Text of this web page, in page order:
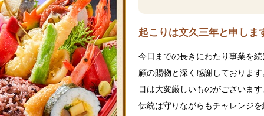
起こりは文久三年と申しま
今日までの長きにわたり事業を
顧の賜物と深く感謝しておりま
目は大変厳しいものがございま
伝統は守りながらもチャレンジ